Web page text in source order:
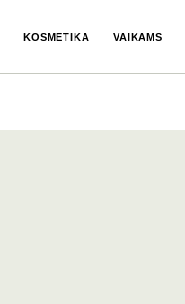
KOSMETIKA VAIKAMS